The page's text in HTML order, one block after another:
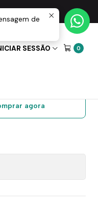
SESSÃO 0
ZigBee
agora
de